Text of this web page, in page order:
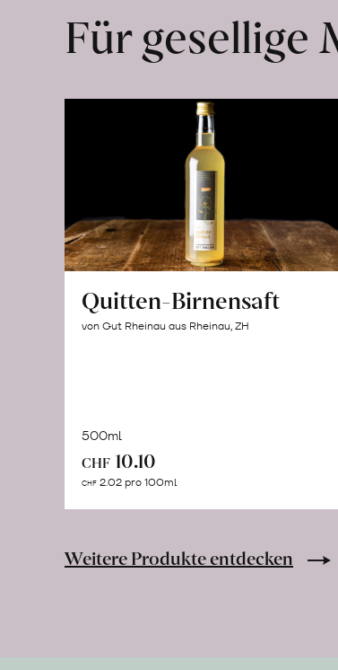
Für gesellige
Quitten-Birnensaft
von Gut Rheinau aus Rheinau, ZH
500ml
CHF 10.10
CHF 2.02 pro 100ml
Weitere Produkte entdecken